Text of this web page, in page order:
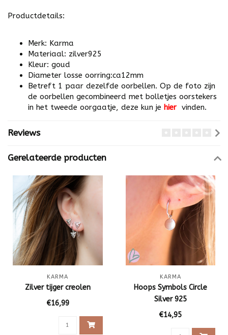
Productdetails:
Merk: Karma
Materiaal: zilver925
Kleur: goud
Diameter losse oorring:ca12mm
Betreft 1 paar dezelfde oorbellen. Op de foto zijn
de oorbellen gecombineerd met bolletjes oorstekers
in het tweede oorgaatje, deze kun je hier vinden.
Reviews
Gerelateerde producten
KARMA
Zilver tijger creolen
€16,99
KARMA
Hoops Symbols Circle
Silver 925
€14,95